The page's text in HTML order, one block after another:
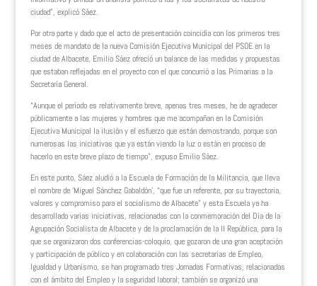
ciudad”, explicó Sáez.
Por otra parte y dado que el acto de presentación coincidía con los primeros tres
meses de mandato de la nueva Comisión Ejecutiva Municipal del PSOE en la
ciudad de Albacete, Emilio Sáez ofreció un balance de las medidas y propuestas
que estaban reflejadas en el proyecto con el que concurrió a las Primarias a la
Secretaría General.
“Aunque el período es relativamente breve, apenas tres meses, he de agradecer
públicamente a las mujeres y hombres que me acompañan en la Comisión
Ejecutiva Municipal la ilusión y el esfuerzo que están demostrando, porque son
numerosas las iniciativas que ya están viendo la luz o están en proceso de
hacerlo en este breve plazo de tiempo”, expuso Emilio Sáez.
En este punto, Sáez aludió a la Escuela de Formación de la Militancia, que lleva
el nombre de ‘Miguel Sánchez Gabaldón’, “que fue un referente, por su trayectoria,
valores y compromiso para el socialismo de Albacete” y esta Escuela ya ha
desarrollado varias iniciativas, relacionadas con la conmemoración del Día de la
Agrupación Socialista de Albacete y de la proclamación de la II República, para la
que se organizaron dos conferencias-coloquio, que gozaron de una gran aceptación
y participación de público y en colaboración con las secretarías de Empleo,
Igualdad y Urbanismo, se han programado tres Jornadas Formativas, relacionadas
con el ámbito del Empleo y la seguridad laboral; también se organizó una